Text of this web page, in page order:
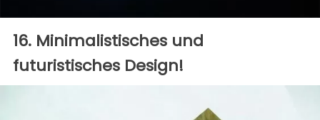
16. Minimalistisches und
futuristisches Design!